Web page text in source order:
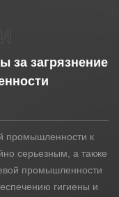
за загрязнение
промышленности к
серьезным, а также
промышленности
гигиены и